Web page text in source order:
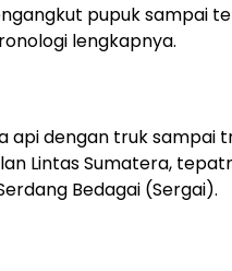
pupuk sampai
lengkapnya.
api dengan truk sampai
Lintas Sumatera,
Bedagai (Sergai).